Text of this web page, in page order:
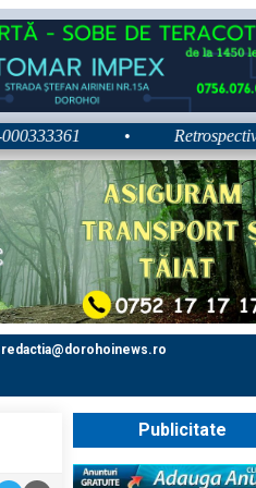
Retrospectiva
redactia@dorohoinews.ro
Publicitate